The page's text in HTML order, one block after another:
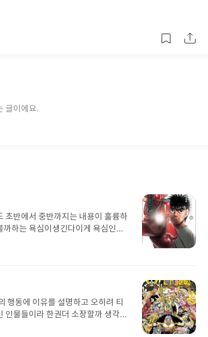
글이에요.
반에서 중반까지는 내용이 훌륭하
하는 욕심이생긴다이게 욕심인지
행동에 이유를 설명하고 오히려 티
인물들이라 한권더 소장할까 생각도